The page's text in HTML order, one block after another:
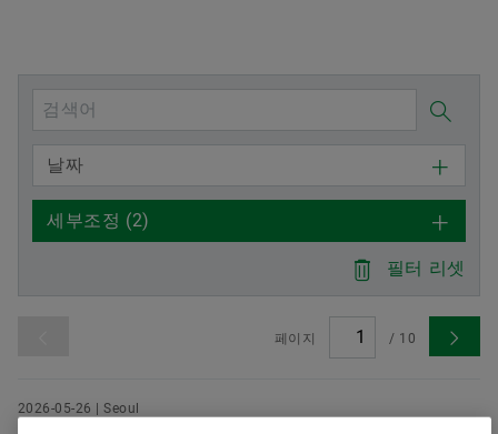
구매 및 공급업체 관리
판매
그룹
Vehicle Lifetime Solutions
Bearings & Industrial Solutions
디지털 제품
기입항목
종사자
훈련 기관
미디어 라이브러리
소셜 뉴스
날짜와 이벤트
참고
여러 매체를 장바구니에 모아 한 번에 주문하
실 수 있습니다. 각 매체의 최대 주문 수량은
20개입니다. 무료 구입한 재료를 판매하는 것
은 허용되지 않습니다.
지금 주문하기
날짜
세부조정 (2)
필터 리셋
페이지 / 10
2026-05-26 | Seoul